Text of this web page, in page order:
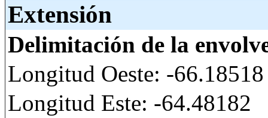
Extensión
Delimitación de la
Longitud Oeste: -66.18518
Longitud Este: -64.48182